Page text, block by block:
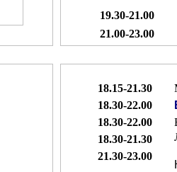
19.30-21.00
21.00-23.00
18.15-21.30
18.30-22.00
18.30-22.00
18.30-21.30
21.30-23.00